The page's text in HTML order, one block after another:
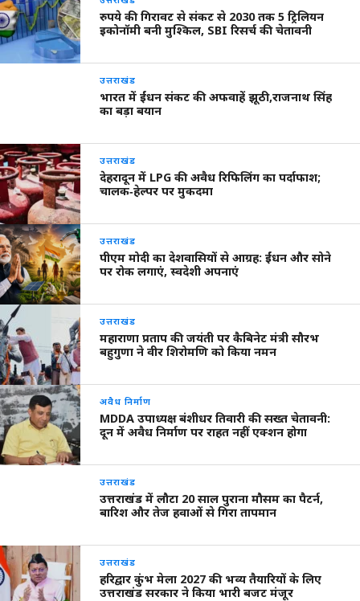
रुपये की गिरावट से संकट से 2030 तक 5 ट्रिलियन
इकोनॉमी बनी मुश्किल, SBI रिसर्च की चेतावनी
उत्तराखंड
भारत में ईंधन संकट की अफवाहें झूठी,राजनाथ सिंह
का बड़ा बयान
उत्तराखंड
देहरादून में LPG की अवैध रिफिलिंग का पर्दाफाश;
चालक‑हेल्पर पर मुकदमा
उत्तराखंड
पीएम मोदी का देशवासियों से आग्रह: ईंधन और सोने
पर रोक लगाएं, स्वदेशी अपनाएं
उत्तराखंड
महाराणा प्रताप की जयंती पर कैबिनेट मंत्री सौरभ
बहुगुणा ने वीर शिरोमणि को किया नमन
अवैध निर्माण
MDDA उपाध्यक्ष बंशीधर तिवारी की सख्त चेतावनी:
दून में अवैध निर्माण पर राहत नहीं एक्शन होगा
उत्तराखंड
उत्तराखंड में लौटा 20 साल पुराना मौसम का पैटर्न,
बारिश और तेज हवाओं से गिरा तापमान
उत्तराखंड
हरिद्वार कुंभ मेला 2027 की भव्य तैयारियों के लिए
उत्तराखंड सरकार ने किया भारी बजट मंजूर